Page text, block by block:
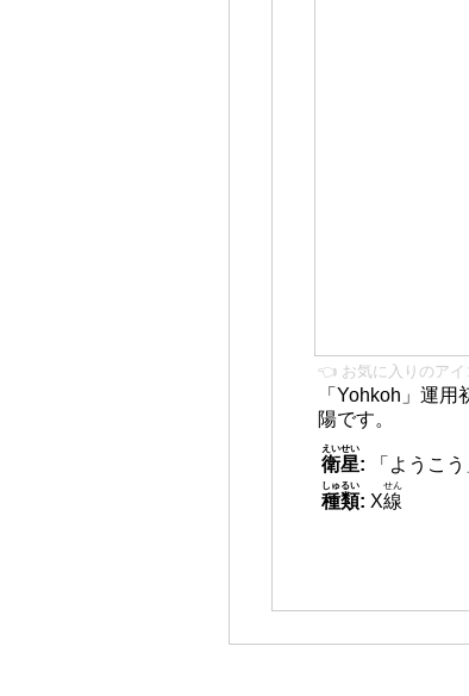
👈 お気に入りのアイ
「Yohkoh」運
陽です。
衛星
えいせい
:
「ようこう
種類
しゅるい
: X線
せん